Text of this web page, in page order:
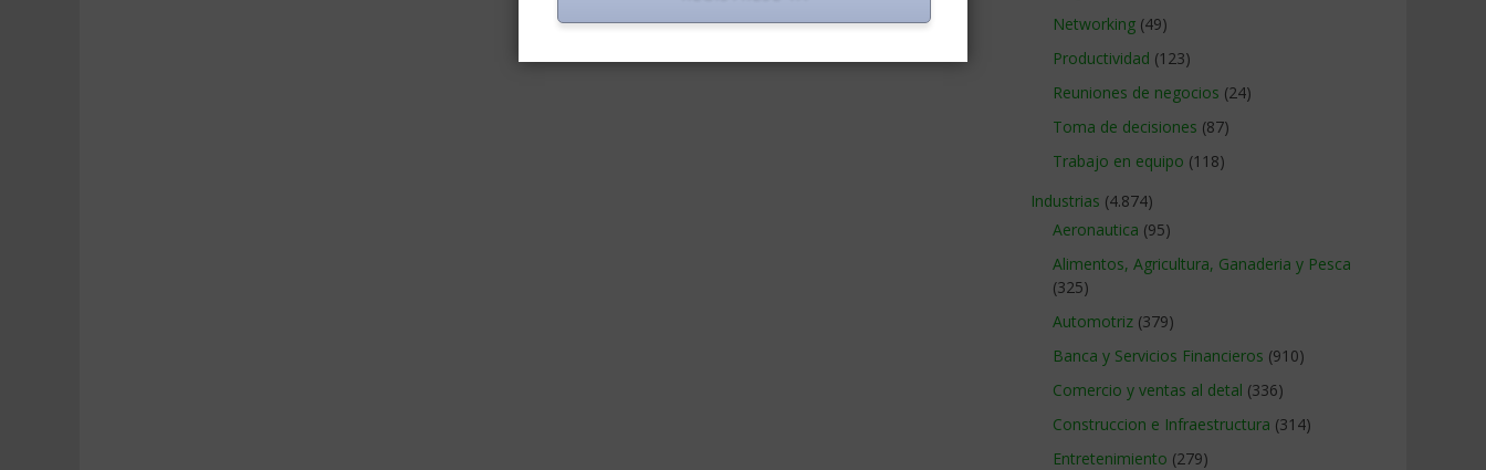
Networking (49)
Productividad (123)
Reuniones de negocios (24)
Toma de decisiones (87)
Trabajo en equipo (118)
Industrias (4.874)
Aeronautica (95)
Alimentos, Agricultura, Ganaderia y Pesca
(325)
Automotriz (379)
Banca y Servicios Financieros (910)
Comercio y ventas al detal (336)
Construccion e Infraestructura (314)
Entretenimiento (279)